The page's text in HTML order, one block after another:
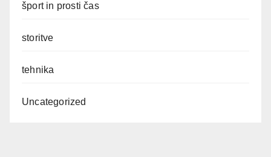
šport in prosti čas
storitve
tehnika
Uncategorized